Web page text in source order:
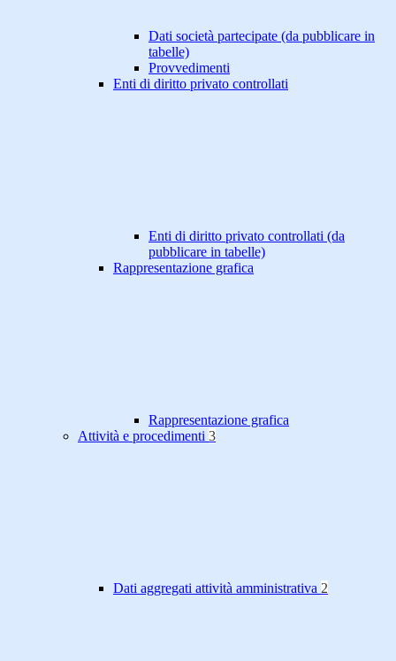
Dati società partecipate (da pubblicare in
tabelle)
Provvedimenti
Enti di diritto privato controllati
Enti di diritto privato controllati (da
pubblicare in tabelle)
Rappresentazione grafica
Rappresentazione grafica
Attività e procedimenti 3
Dati aggregati attività amministrativa 2